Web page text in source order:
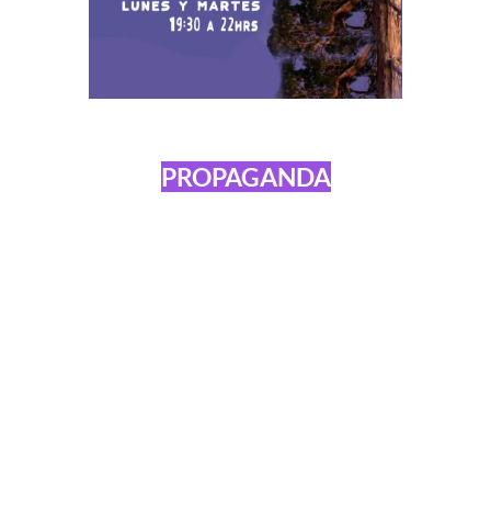
PROPAGANDA